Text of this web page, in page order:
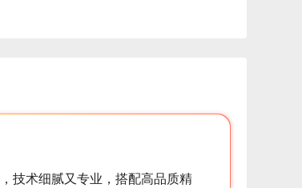
技术细腻又专业，搭配高品质精